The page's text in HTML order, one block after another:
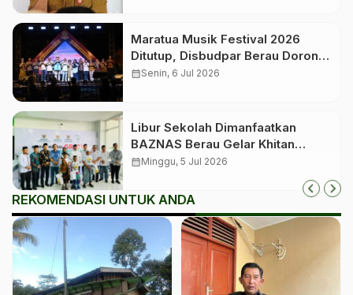
Maratua Musik Festival 2026
Ditutup, Disbudpar Berau Dorong
Event Jadi Pengungkit Pariwisata
calendar_monthSenin, 6 Jul 2026
Libur Sekolah Dimanfaatkan
BAZNAS Berau Gelar Khitan
Massal bagi 350 Anak
calendar_monthMinggu, 5 Jul 2026
REKOMENDASI UNTUK ANDA